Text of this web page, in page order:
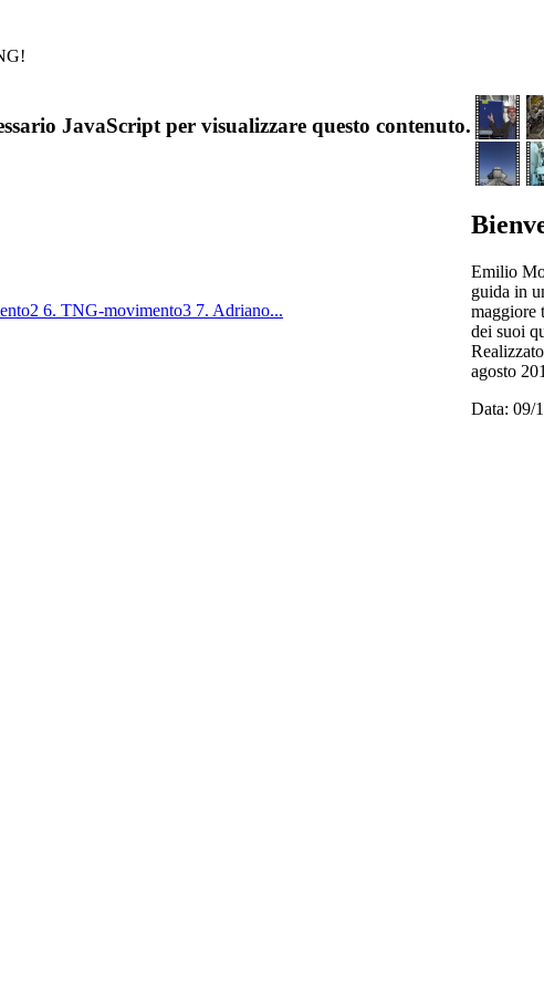
JavaScript per visualizzare questo contenuto.
Emilio
guida in
maggiore
dei suoi
agosto
Data: 09/
6. TNG-movimento3 7. Adriano...